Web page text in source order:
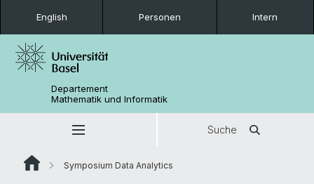
English Personen Intern
Departement
Mathematik und Informatik
Suche
Symposium Data Analytics